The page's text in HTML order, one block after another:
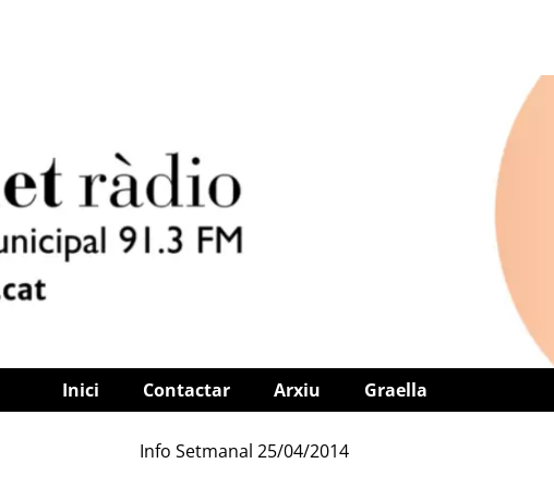
Inici Contactar Arxiu Graella
Info Setmanal 25/04/2014